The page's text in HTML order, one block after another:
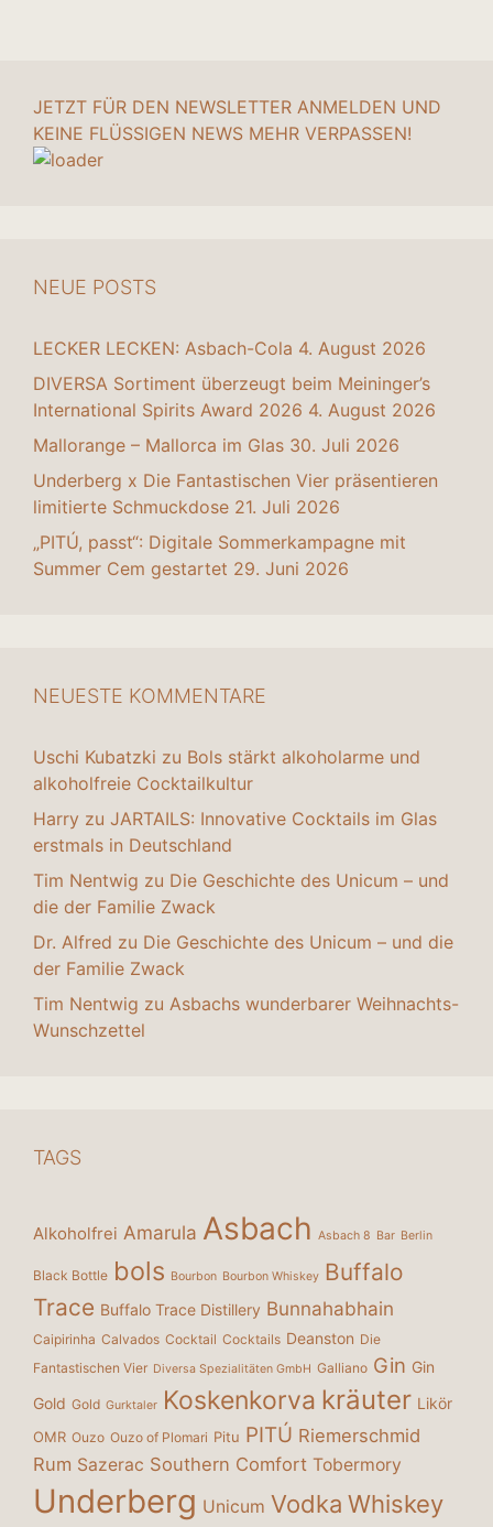
JETZT FÜR DEN NEWSLETTER ANMELDEN UND
KEINE FLÜSSIGEN NEWS MEHR VERPASSEN!
NEUE POSTS
LECKER LECKEN: Asbach-Cola 4. August 2026
DIVERSA Sortiment überzeugt beim Meininger’s
International Spirits Award 2026 4. August 2026
Mallorange – Mallorca im Glas 30. Juli 2026
Underberg x Die Fantastischen Vier präsentieren
limitierte Schmuckdose 21. Juli 2026
„PITÚ, passt“: Digitale Sommerkampagne mit
Summer Cem gestartet 29. Juni 2026
NEUESTE KOMMENTARE
Uschi Kubatzki zu Bols stärkt alkoholarme und
alkoholfreie Cocktailkultur
Harry zu JARTAILS: Innovative Cocktails im Glas
erstmals in Deutschland
Tim Nentwig zu Die Geschichte des Unicum – und
die der Familie Zwack
Dr. Alfred zu Die Geschichte des Unicum – und die
der Familie Zwack
Tim Nentwig zu Asbachs wunderbarer Weihnachts-
Wunschzettel
TAGS
Alkoholfrei Amarula Asbach Asbach 8 Bar Berlin
Black Bottle bols Bourbon Bourbon Whiskey Buffalo
Trace Buffalo Trace Distillery Bunnahabhain
Caipirinha Calvados Cocktail Cocktails Deanston Die
Fantastischen Vier Diversa Spezialitäten GmbH Galliano Gin Gin
Gold Gold Gurktaler Koskenkorva kräuter Likör
OMR Ouzo Ouzo of Plomari Pitu PITÚ Riemerschmid
Rum Sazerac Southern Comfort Tobermory
Underberg Unicum Vodka Whiskey